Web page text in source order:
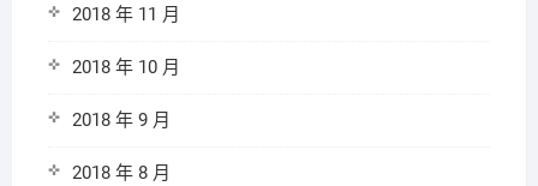
2018 年 11 月
2018 年 10 月
2018 年 9 月
2018 年 8 月